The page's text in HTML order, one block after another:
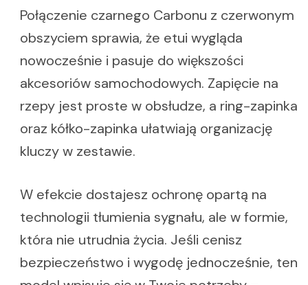
Połączenie czarnego Carbonu z czerwonym
obszyciem sprawia, że etui wygląda
nowocześnie i pasuje do większości
akcesoriów samochodowych. Zapięcie na
rzepy jest proste w obsłudze, a ring-zapinka
oraz kółko-zapinka ułatwiają organizację
kluczy w zestawie.
W efekcie dostajesz ochronę opartą na
technologii tłumienia sygnału, ale w formie,
która nie utrudnia życia. Jeśli cenisz
bezpieczeństwo i wygodę jednocześnie, ten